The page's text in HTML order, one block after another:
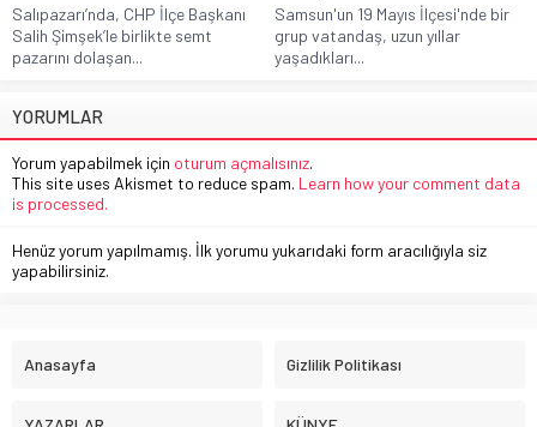
Salıpazarı’nda, CHP İlçe Başkanı
Salih Şimşek’le birlikte semt
pazarını dolaşan...
Samsun'un 19 Mayıs İlçesi'nde bir
grup vatandaş, uzun yıllar
yaşadıkları...
YORUMLAR
Yorum yapabilmek için oturum açmalısınız.
This site uses Akismet to reduce spam. Learn how your comment data
is processed.
Henüz yorum yapılmamış. İlk yorumu yukarıdaki form aracılığıyla siz
yapabilirsiniz.
Anasayfa Gizlilik Politikası